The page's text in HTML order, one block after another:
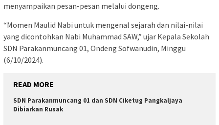
menyampaikan pesan-pesan melalui dongeng.
“Momen Maulid Nabi untuk mengenal sejarah dan nilai-nilai
yang dicontohkan Nabi Muhammad SAW,” ujar Kepala Sekolah
SDN Parakanmuncang 01, Ondeng Sofwanudin, Minggu
(6/10/2024).
READ MORE
SDN Parakanmuncang 01 dan SDN Ciketug Pangkaljaya
Dibiarkan Rusak